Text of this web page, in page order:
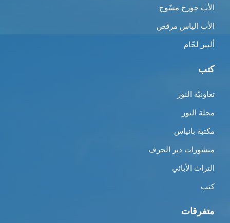
الأب جورج مسّوح
الأب الياس مرقص
ألبير لحّام
كتب
تعاونيّة النور
مجلة النور
مكتبة بانياس
منشورات دير الحرف
التراث الأبائي
كتب
متفرقات